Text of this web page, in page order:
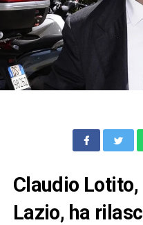
Claudio
Lazio, ha